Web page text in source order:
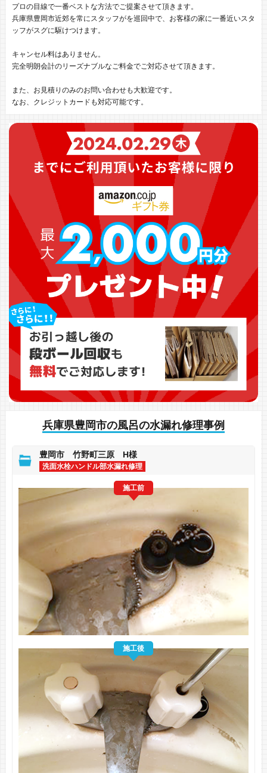
プロの目線で一番ベストな方法でご提案させて頂きます。
兵庫県豊岡市近郊を常にスタッフがを巡回中で、お客様の家に一番近いスタ
ッフがスグに駆けつけます。
キャンセル料はありません。
完全明朗会計のリーズナブルなご料金でご対応させて頂きます。
また、お見積りのみのお問い合わせも大歓迎です。
なお、クレジットカードも対応可能です。
兵庫県豊岡市の風呂の水漏れ修理事例
豊岡市 竹野町三原 H様
洗面水栓ハンドル部水漏れ修理
施工前
施工後